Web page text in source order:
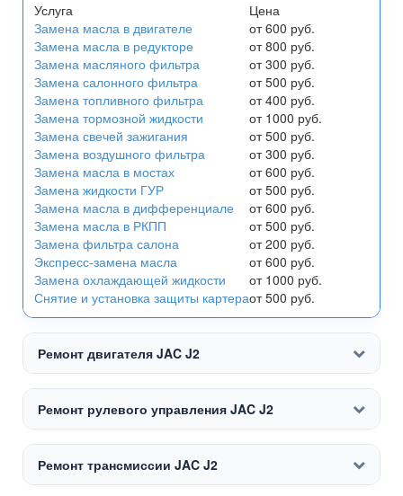
Услуга
Цена
Замена масла в двигателе
от 600 руб.
Замена масла в редукторе
от 800 руб.
Замена масляного фильтра
от 300 руб.
Замена салонного фильтра
от 500 руб.
Замена топливного фильтра
от 400 руб.
Замена тормозной жидкости
от 1000 руб.
Замена свечей зажигания
от 500 руб.
Замена воздушного фильтра
от 300 руб.
Замена масла в мостах
от 600 руб.
Замена жидкости ГУР
от 500 руб.
Замена масла в дифференциале
от 600 руб.
Замена масла в РКПП
от 500 руб.
Замена фильтра салона
от 200 руб.
Экспресс-замена масла
от 600 руб.
Замена охлаждающей жидкости
от 1000 руб.
Снятие и установка защиты картераот 500 руб.
Ремонт двигателя JAC J2
Ремонт рулевого управления JAC J2
Ремонт трансмиссии JAC J2